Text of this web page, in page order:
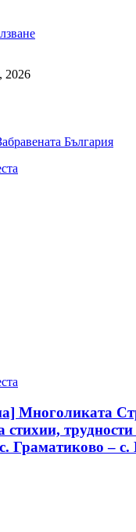
2026
Многоликата
стихии,
Граматиково – с.